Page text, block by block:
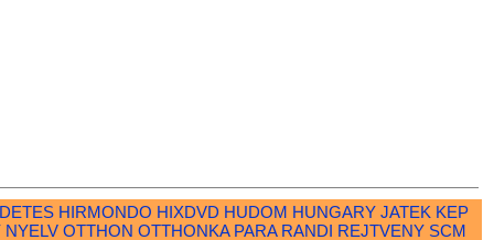
HIRMONDO HIXDVD HUDOM HUNGARY JATEK KEP
NYELV OTTHON OTTHONKA PARA RANDI REJTVENY SCM